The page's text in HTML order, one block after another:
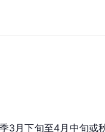
3月下旬至4月中旬或